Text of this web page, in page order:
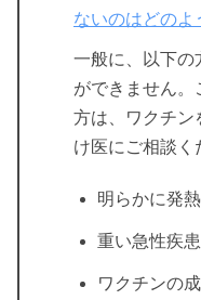
ないのはどのよ
一般に、以下の
ができません。
方は、ワクチン
け医にご相談く
明らかに発
重い急性疾
ワクチンの